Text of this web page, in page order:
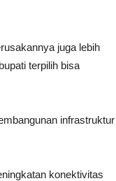
juga lebih
terpilih bisa
infrastruktur
konektivitas